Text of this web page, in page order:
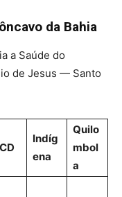
da Bahia
a Saúde do
de Jesus — Santo
Indíg
ena
Quilo
mbol
a